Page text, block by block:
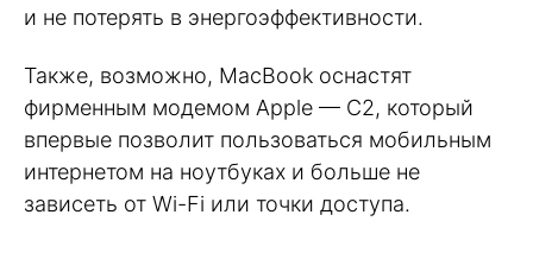
и не потерять в энергоэффективности.
Также, возможно, MacBook оснастят
фирменным модемом Apple — C2, который
впервые позволит пользоваться мобильным
интернетом на ноутбуках и больше не
зависеть от Wi-Fi или точки доступа.